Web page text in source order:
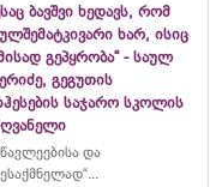
ბავშვი ხედავს, რომ
ხარ, ისიც
გეპყრობა“ - საულ
გეგუთის
საჯარო სკოლის
და